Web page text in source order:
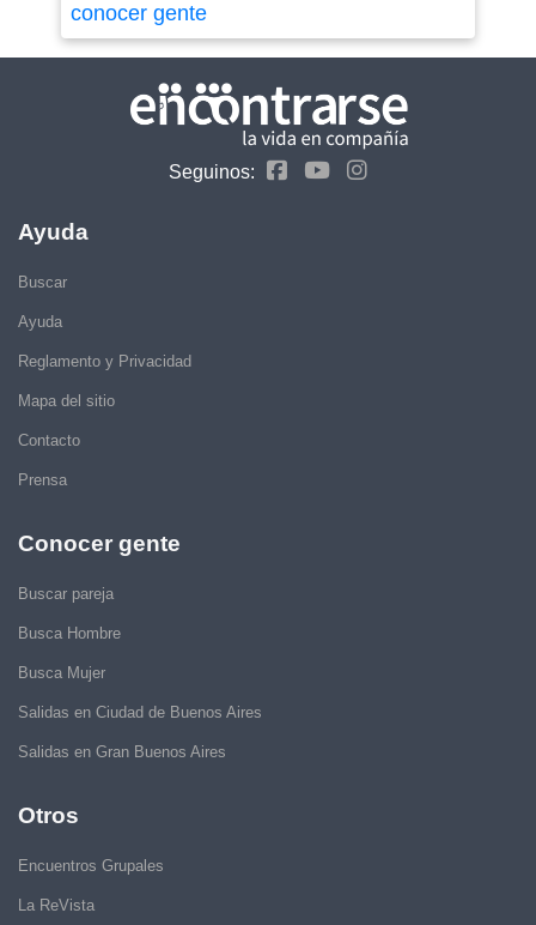
conocer gente
Seguinos:
Ayuda
Buscar
Ayuda
Reglamento y Privacidad
Mapa del sitio
Contacto
Prensa
Conocer gente
Buscar pareja
Busca Hombre
Busca Mujer
Salidas en Ciudad de Buenos Aires
Salidas en Gran Buenos Aires
Otros
Encuentros Grupales
La ReVista